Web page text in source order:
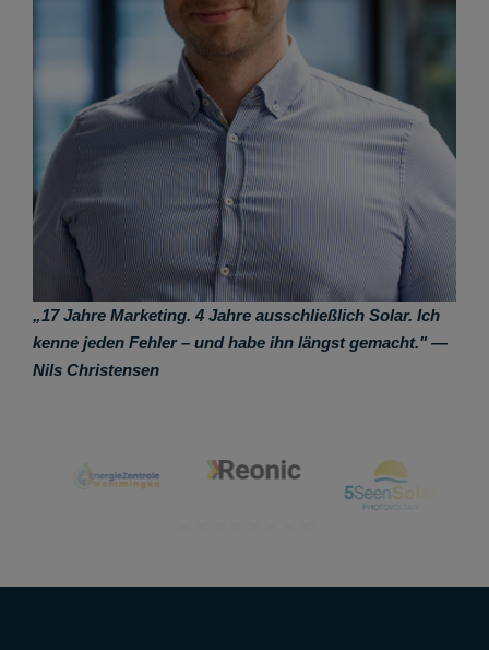
„17 Jahre Marketing. 4 Jahre ausschließlich Solar. Ich
kenne jeden Fehler – und habe ihn längst gemacht." —
Nils Christensen